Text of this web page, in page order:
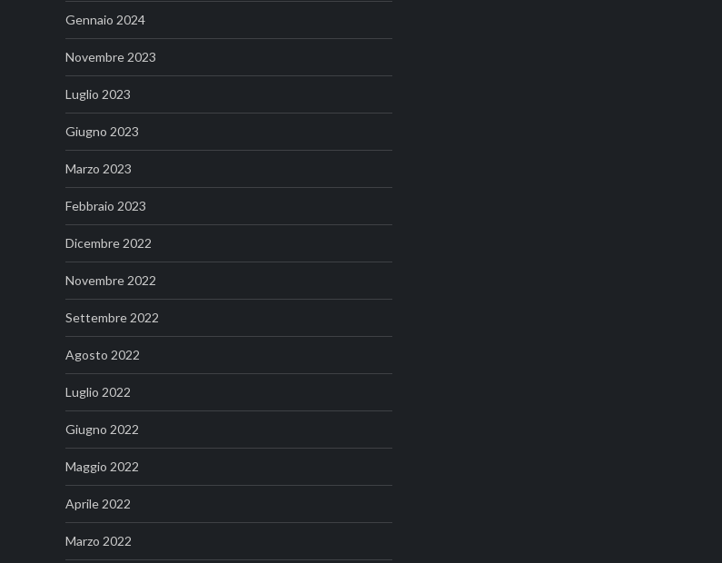
Gennaio 2024
Novembre 2023
Luglio 2023
Giugno 2023
Marzo 2023
Febbraio 2023
Dicembre 2022
Novembre 2022
Settembre 2022
Agosto 2022
Luglio 2022
Giugno 2022
Maggio 2022
Aprile 2022
Marzo 2022